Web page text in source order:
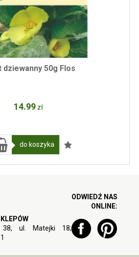
dziewanny 50g Flos
14.99 zł
do koszyka
ul. Matejki 18;
ODWIEDŹ NAS
ONLINE: